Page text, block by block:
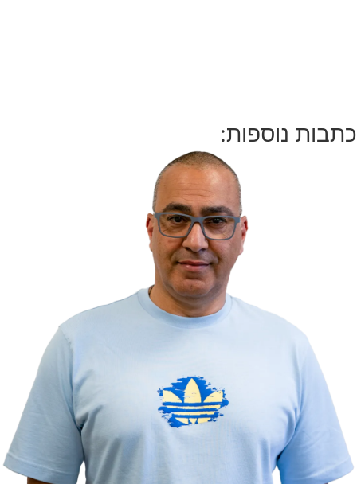
כתבות נוספות: